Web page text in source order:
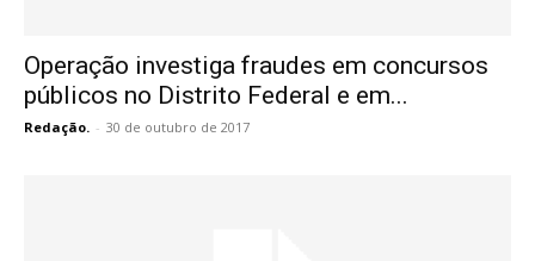
Operação investiga fraudes em concursos
públicos no Distrito Federal e em...
Redação. - 30 de outubro de 2017